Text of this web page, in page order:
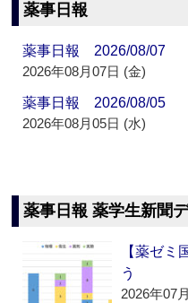
薬事日報
薬事日報 2026/08/07
2026年08月07日 (金)
薬事日報 2026/08/05
2026年08月05日 (水)
薬事日報 薬学生新聞
【薬ゼミ
う
2026年07